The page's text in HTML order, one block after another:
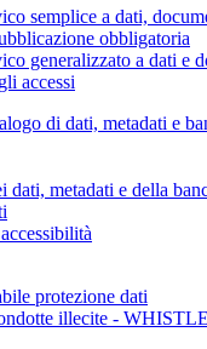
semplice a dati,
obbligatoria
generalizzato a dati e
accessi
di dati, metadati e
dati, metadati e della
protezione dati
illecite -